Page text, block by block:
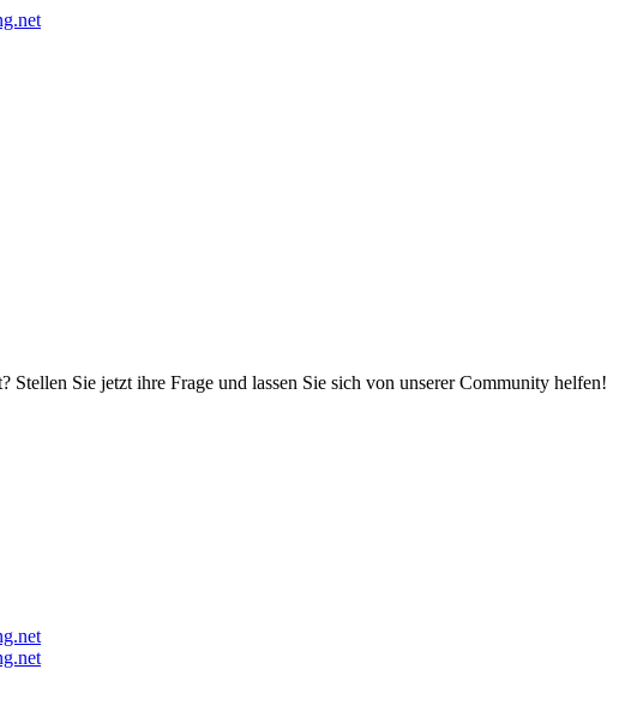
Stellen Sie jetzt ihre Frage und lassen Sie sich von unserer Community helfen!